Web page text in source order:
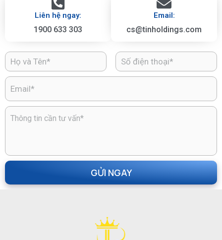
Liên hệ ngay:
1900 633 303
Email:
cs@tinholdings.com